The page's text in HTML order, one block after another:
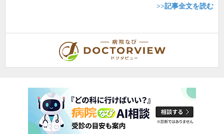
>>記事全文を読む